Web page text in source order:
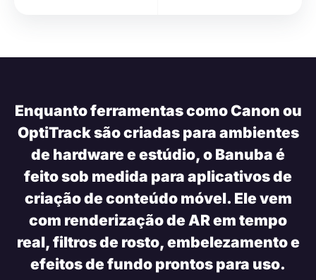
Enquanto ferramentas como Canon ou
OptiTrack são criadas para ambientes
de hardware e estúdio, o Banuba é
feito sob medida para aplicativos de
criação de conteúdo móvel. Ele vem
com renderização de AR em tempo
real, filtros de rosto, embelezamento e
efeitos de fundo prontos para uso.